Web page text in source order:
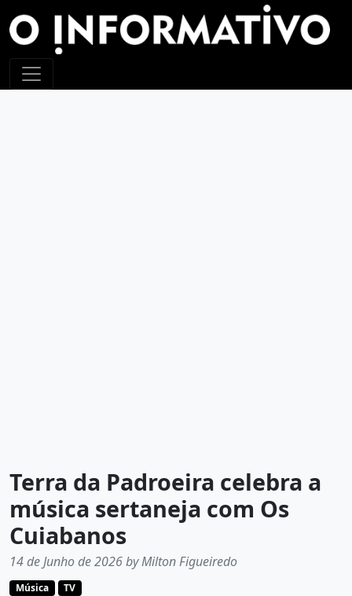
Terra da Padroeira celebra a
música sertaneja com Os
Cuiabanos
14 de Junho de 2026 by Milton Figueiredo
Música TV